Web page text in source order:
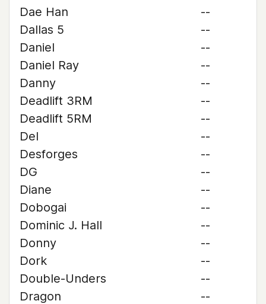
Dae Han
--
Dallas 5
--
Daniel
--
Daniel Ray
--
Danny
--
Deadlift 3RM
--
Deadlift 5RM
--
Del
--
Desforges
--
DG
--
Diane
--
Dobogai
--
Dominic J. Hall
--
Donny
--
Dork
--
Double-Unders
--
Dragon
--